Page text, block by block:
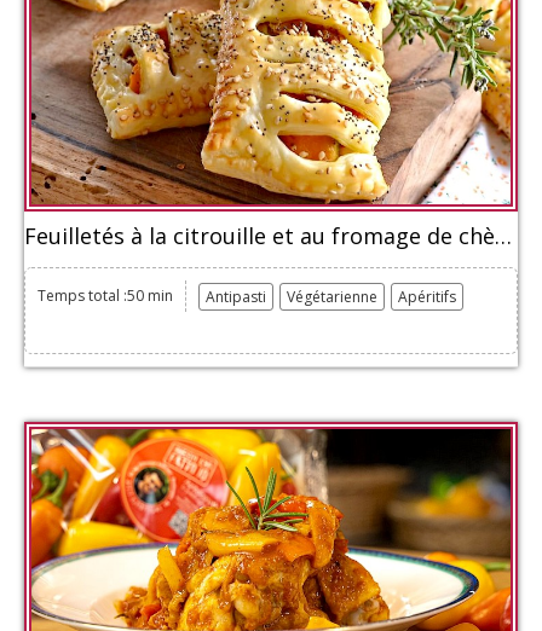
Feuilletés à la citrouille et au fromage de chèvre
Temps total :50 min Antipasti Végétarienne Apéritifs